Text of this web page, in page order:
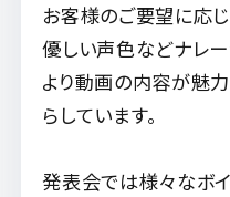
お客様のご要望に応じ
優しい声色などナレー
より動画の内容が魅
らしています。
発表会では様々なボ